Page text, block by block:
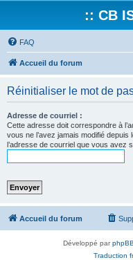
:: CB
FAQ
Accueil du forum
Réinitialiser le mot de
Adresse de courriel :
Cette adresse doit correspondre à
vous ne l’avez jamais modifié depuis
l’adresse de courriel que vous avez
Accueil du forum
Développé parphpBB
Traduction